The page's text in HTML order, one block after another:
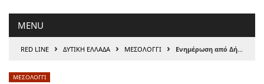
MENU
RED LINE › ΔΥΤΙΚΗ ΕΛΛΑΔΑ › ΜΕΣΟΛΟΓΓΙ › Ενημέρωση από Δήμο Ιερής Πόλης Μεσολογγίου για επιδείνωση του καιρού
ΜΕΣΟΛΟΓΓΙ